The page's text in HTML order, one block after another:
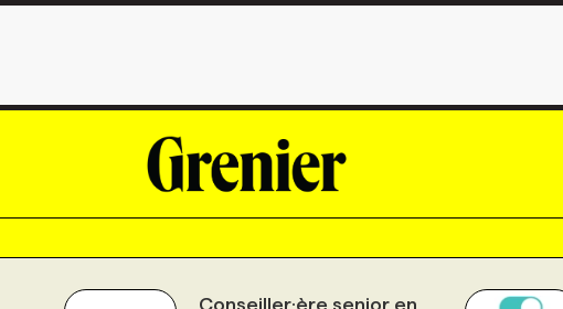
Conseiller·ère senior en